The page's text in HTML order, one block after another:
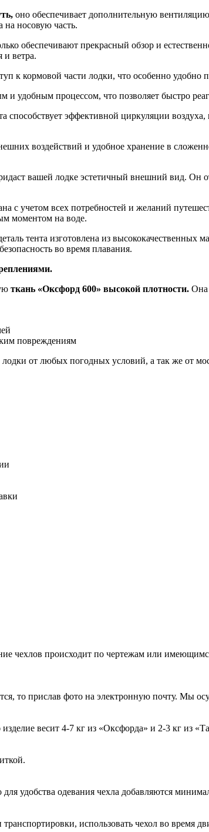
оно обеспечивает дополнительную
на носовую часть.
обеспечивают прекрасный обзор и
ветра.
к кормовой части лодки, что особенно
и удобным процессом, что позволяет быстро
способствует эффективной циркуляции
воздействий и удобное хранение в
вашей лодке эстетичный внешний вид. Он
с учетом всех потребностей и желаний
моментом на воде.
тента изготовлена из высококачественных
во время плавания.
ткань «Оксфорд 600» высокой плотности. Она
повреждениям
от любых погодных условий, а так же от
чехлов происходит по чертежам или
то прислав фото на электронную почту. Мы
весит 4-7 кг из «Оксфорда» и 2-3 кг из
удобства одевания чехла добавляются
использовать чехол во время